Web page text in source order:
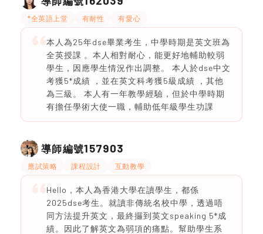
*全英語上堂 有耐性 有愛心
本人為25年dse畢業考生，中學時期是英文班為
全英授課 。本人相對耐心，能更好地輔助較弱
學生，因應學生情況作出調整。 本人於dse中文
考獲5*成績 ，並在英文科考獲5級成績 ，其他
為三級。 本人有一年教學經驗，但於中學時期
有擔任學術大使一職，輔助低年級學生功課
導師編號157903
應試策略 課程設計 互動教學
Hello，本人為香港大學在讀學生，都係
2025dse考生。就讀非傳統名校中學，透過唔
同方法提升英文，最終攞到英文speaking 5*成
績。因此了解英文為弱項的痛點。幫助學生系